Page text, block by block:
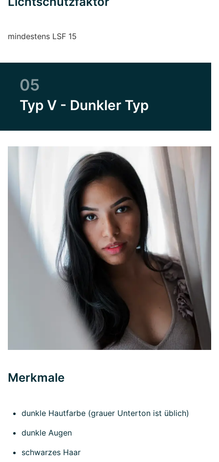
mindestens LSF 15
05
Typ V - Dunkler Typ
Merkmale
dunkle Hautfarbe (grauer Unterton ist üblich)
dunkle Augen
schwarzes Haar